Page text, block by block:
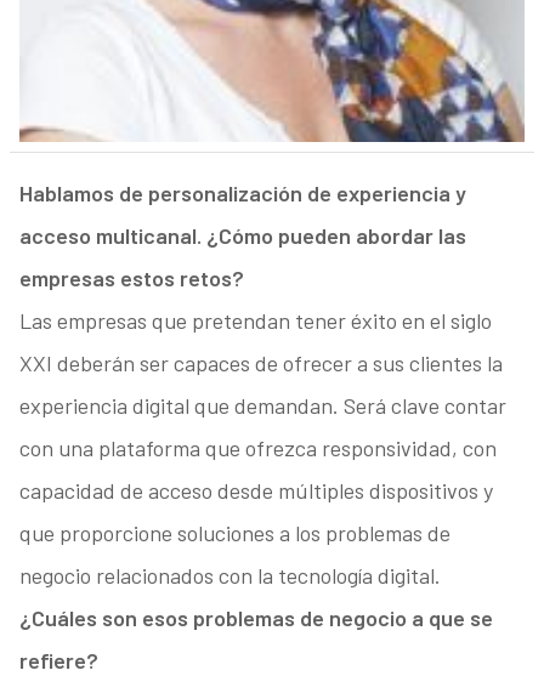
Hablamos de personalización de experiencia y
acceso multicanal. ¿Cómo pueden abordar las
empresas estos retos?
Las empresas que pretendan tener éxito en el siglo
XXI deberán ser capaces de ofrecer a sus clientes la
experiencia digital que demandan. Será clave contar
con una plataforma que ofrezca responsividad, con
capacidad de acceso desde múltiples dispositivos y
que proporcione soluciones a los problemas de
negocio relacionados con la tecnología digital.
¿Cuáles son esos problemas de negocio a que se
refiere?